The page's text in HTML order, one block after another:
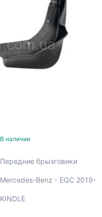
В наличии
Передние брызговики
Mercedes-Benz - EQC 2019-
KINDLE